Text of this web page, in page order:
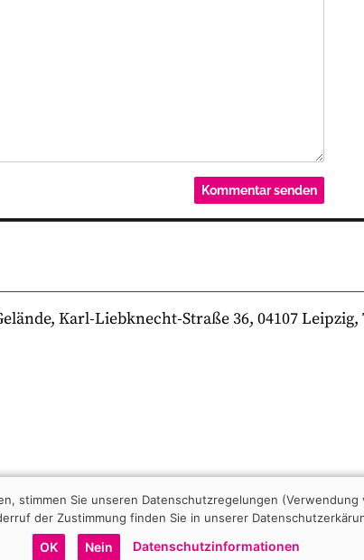
Karl-Liebknecht-Straße 36, 04107
stimmen Sie unseren Datenschutzregelungen
der Zustimmung finden Sie in unserer
OK Nein Datenschutzinformationen